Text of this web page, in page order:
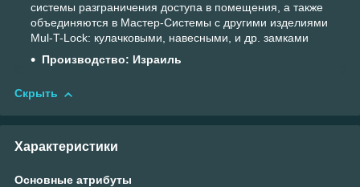
системы разграничения доступа в помещения, а также
объединяются в Мастер-Системы с другими изделиями
Mul-T-Lock: кулачковыми, навесными, и др. замками
Производство: Израиль
Скрыть
Характеристики
Основные атрибуты